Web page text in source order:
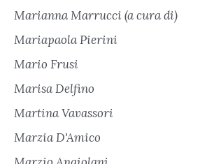
Marianna Marrucci (a cura di)
Mariapaola Pierini
Mario Frusi
Marisa Delfino
Martina Vavassori
Marzia D'Amico